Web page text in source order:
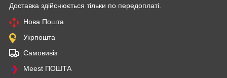
Доставка здійснюється тільки по передоплаті.
Нова Пошта
Укрпошта
Самовивіз
Meest ПОШТА